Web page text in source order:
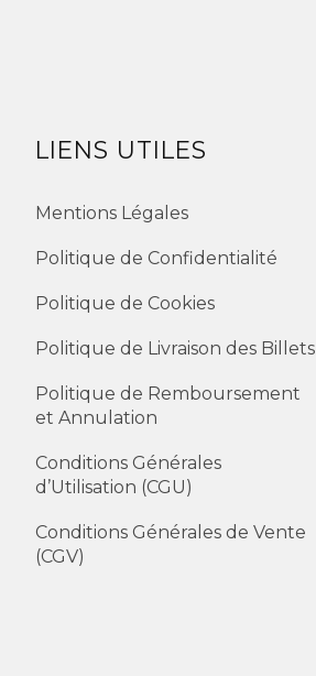
LIENS UTILES
Mentions Légales
Politique de Confidentialité
Politique de Cookies
Politique de Livraison des Billets
Politique de Remboursement
et Annulation
Conditions Générales
d’Utilisation (CGU)
Conditions Générales de Vente
(CGV)